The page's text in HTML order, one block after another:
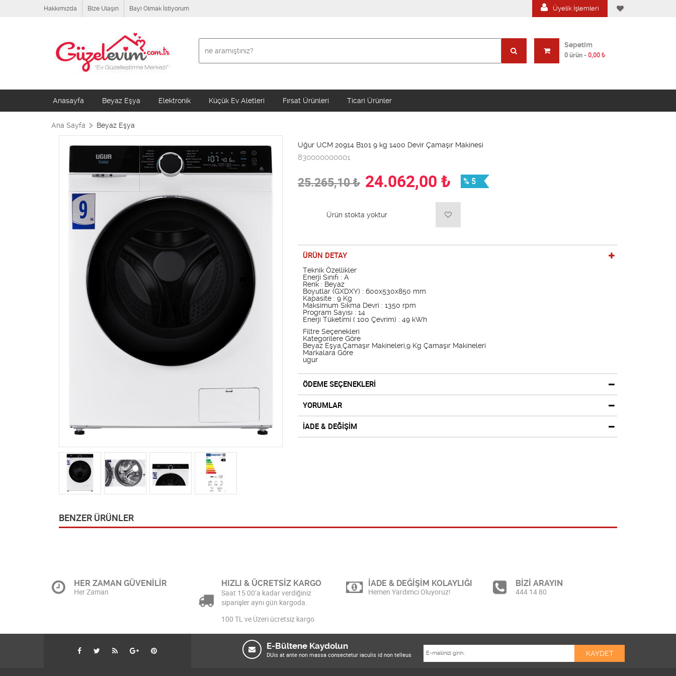
Hakkımızda Bize Ulaşın Bayi Olmak İstiyorum Üyelik İşlemleri
Sepetim
0 ürün - 0,00 ₺
Anasayfa Beyaz Eşya Elektronik Küçük Ev Aletleri Fırsat Ürünleri Ticari Ürünler
Ana Sayfa Beyaz Eşya
Uğur UCM 20914 B101 9 kg 1400 Devir Çamaşır Makinesi
830000000001
25.265,10₺ 24.062,00 ₺ % 5
Ürün stokta yoktur
ÜRÜN DETAY
Teknik Özellikler
Enerji Sınıfı : A
Renk : Beyaz
Boyutlar (GXDXY) : 600x530x850 mm
Kapasite : 9 Kg
Maksimum Sıkma Devri : 1350 rpm
Program Sayısı : 14
Enerji Tüketimi ( 100 Çevrim) : 49 kWh
Filtre Seçenekleri
Kategorilere Göre
Beyaz Eşya,Çamaşır Makineleri,9 Kg Çamaşır Makineleri
Markalara Göre
ugur
ÖDEME SEÇENEKLERİ
YORUMLAR
İADE & DEĞİŞİM
BENZER ÜRÜNLER
HER ZAMAN GÜVENİLİR
Her Zaman
HIZLI & ÜCRETSİZ KARGO
Saat 15:00’a kadar verdiğiniz
siparişler aynı gün kargoda.
100 TL ve Üzeri ücretsiz kargo
İADE & DEĞİŞİM KOLAYLIĞI
Hemen Yardımcı Oluyoruz!
BİZİ ARAYIN
444 14 80
E-Bültene Kaydolun
DUis at ante non massa consectetur iaculis id non telleus